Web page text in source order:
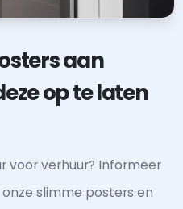
aan
op te laten
voor verhuur? Informeer
slimme posters en